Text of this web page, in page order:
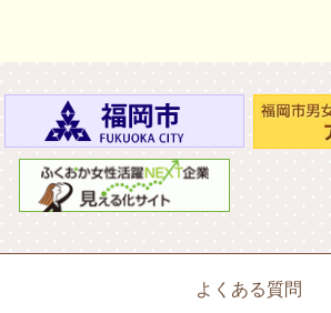
よくある質問